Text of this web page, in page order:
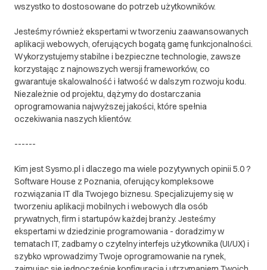
wszystko to dostosowane do potrzeb użytkowników.
Jesteśmy również ekspertami w tworzeniu zaawansowanych
aplikacji webowych, oferujących bogatą gamę funkcjonalności.
Wykorzystujemy stabilne i bezpieczne technologie, zawsze
korzystając z najnowszych wersji frameworków, co
gwarantuje skalowalność i łatwość w dalszym rozwoju kodu.
Niezależnie od projektu, dążymy do dostarczania
oprogramowania najwyższej jakości, które spełnia
oczekiwania naszych klientów.
------
Kim jest Sysmo.pl i dlaczego ma wiele pozytywnych opinii 5.0 ?
Software House z Poznania, oferujący kompleksowe
rozwiązania IT dla Twojego biznesu. Specjalizujemy się w
tworzeniu aplikacji mobilnych i webowych dla osób
prywatnych, firm i startupów każdej branży. Jesteśmy
ekspertami w dziedzinie programowania - doradzimy w
tematach IT, zadbamy o czytelny interfejs użytkownika (UI/UX) i
szybko wprowadzimy Twoje oprogramowanie na rynek,